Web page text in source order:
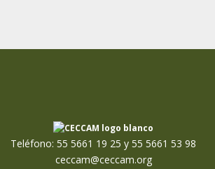
Teléfono: 55 5661 19 25 y 55 5661 53 98
ceccam@ceccam.org